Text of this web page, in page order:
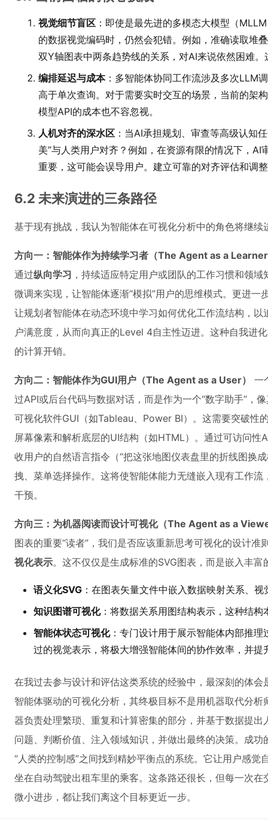
视觉细节盲区 ：即使是最先进的多模态大模型（
的数据视觉编码时，仍然会犯错。例如，准确读取堆
双Y轴图表中两条趋势线的关系，对AI来说依然困难
编排延迟与成本：多智能体协同工作流涉及多次LLM
高于单次查询。对于需要实时交互的场景，当前的架
模型API的成本也不容忽视。
人机对齐的深水区 ：当AI承担规划、审查等高级认知
美”与人类用户对齐？例如，在资源有限的情况下，AI
重要，这可能会误导用户。建立可靠的对齐评估和调
6.2 未来演进的三条路径
基于现有挑战，我认为智能体在可视化分析中的角色将继
方向一：智能体作为持续学习者（The Agent as a
通过纵向学习 ，持续适应特定用户或团队的工作习惯和领
微调来实现，让智能体逐渐“模拟”用户的思维模式。更进
让规划者智能体在动态环境中学习如何优化工作流结构，
户满意度，从而向真正的Level 4自主性迈进。这种自我进
的计算开销。
方向二：智能体作为GUI用户（The Agent as a User）
一
过API或后台代码与数据对话，而是作为一个“数字助手”，
可视化软件GUI（如Tableau、Power BI）。这需要突破性
屏幕像素和解析底层的UI结构（如HTML）。通过可访问
收用户的自然语言指令（“把这张地图仪表盘里的折线图换
拽、菜单选择操作。这将使智能体能力无缝嵌入现有工作
干预。
方向三：为机器阅读而设计可视化（The Agent as a
图表的重要“读者”，我们是否应该重新思考可视化的设计准
视化表示。这不仅仅是生成标准的SVG图表，而是嵌入丰富
语义化SVG ：在图表矢量文件中嵌入数据映射关系、
知识图谱可视化：将数据关系用图结构表示，这种结构
智能体状态可视化：专门设计用于展示智能体内部推
过的视觉表示，将极大增强智能体间的协作效率，并
在我过去参与设计和评估这类系统的经验中，最深刻的体
智能体驱动的可视化分析，其终极目标不是用机器取代分
器负责处理繁琐、重复和计算密集的部分，并基于数据提
问题、判断价值、注入领域知识，并做出最终的决策。成功
“人类的控制感”之间找到精妙平衡点的系统。它让用户感
坐在自动驾驶出租车里的乘客。这条路还很长，但每一次
微小进步，都让我们离这个目标更近一步。